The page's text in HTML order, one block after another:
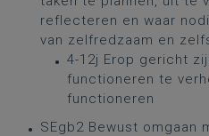
reflecteren en waar
van zelfredzaam en
4-12j Erop gericht
functioneren te
functioneren
SEgb2 Bewust omgaan